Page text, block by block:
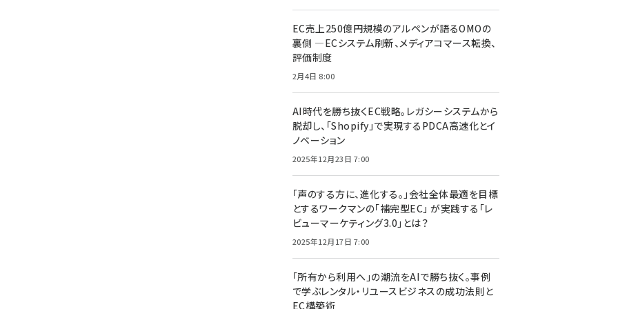
EC売上250億円規模のアルペンが語るOMOの
裏側 ―ECシステム刷新、メディアコマース転換、
評価制度
2月4日 8:00
AI時代を勝ち抜くEC戦略。レガシーシステムから
脱却し、「Shopify」で実現するPDCA高速化とイ
ノベーション
2025年12月23日 7:00
「声のする方に、進化する。」会社全体最適を目標
とするワークマンの「補完型EC」 が実践する「レ
ビューマーケティング3.0」とは？
2025年12月17日 7:00
「所有から利用へ」の潮流をAIで勝ち抜く。事例
で学ぶレンタル・リユースビジネスの成功法則と
EC構築術